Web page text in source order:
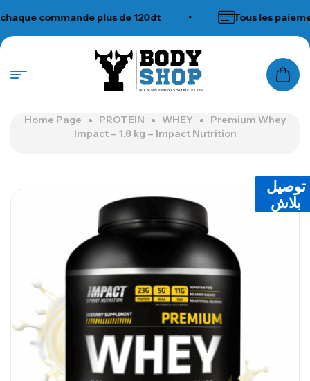
commande plus de 120dt Tous les
N°1 SUPPLEMENTS STORE IN TUNISIA
Home Page PROTEIN WHEY
Premium Whey
Impact – 1.8 kg – Impact Nutrition
توصيل
بلاش